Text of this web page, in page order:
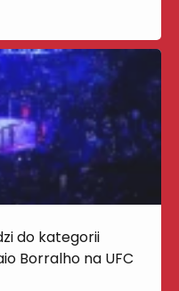
do kategorii
Borralho na UFC